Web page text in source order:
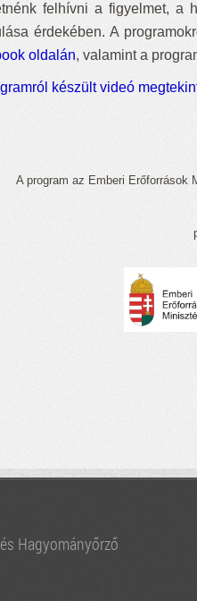
felhívni a figyelmet, a
érdekében. A
oldalán, valamint a
készült videó
A program az Emberi Erőforrások
Hagyományőrző